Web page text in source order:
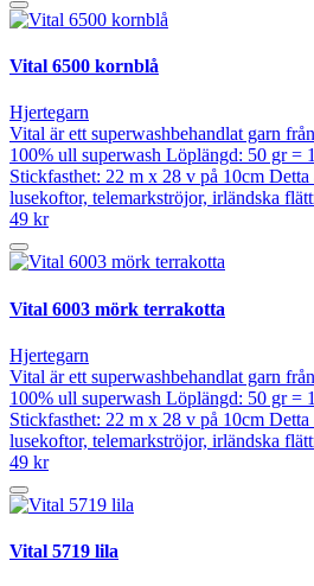
Vital 6500 kornblå
Hjertegarn
Vital är ett superwashbehandlat garn
100% ull superwash Löplängd: 50 gr =
Stickfasthet: 22 m x 28 v på 10cm
lusekoftor, telemarkströjor, irländska
49 kr
Vital 6003 mörk terrakotta
Hjertegarn
Vital är ett superwashbehandlat garn
100% ull superwash Löplängd: 50 gr =
Stickfasthet: 22 m x 28 v på 10cm
lusekoftor, telemarkströjor, irländska
49 kr
Vital 5719 lila